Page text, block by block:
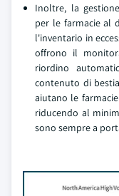
Inoltre, la
per le farmacie al
l'inventario in
offrono il
riordino
contenuto di
aiutano le
riducendo al
sono sempre a